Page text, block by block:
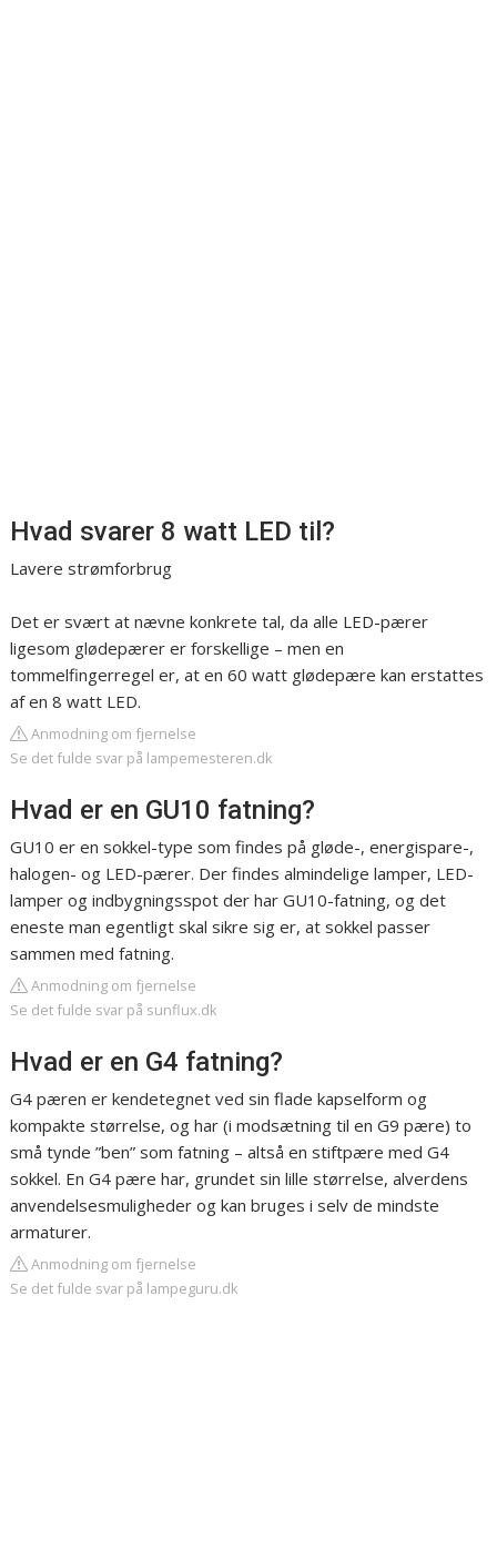
Hvad svarer 8 watt LED til?
Lavere strømforbrug
Det er svært at nævne konkrete tal, da alle LED-pærer
ligesom glødepærer er forskellige – men en
tommelfingerregel er, at en 60 watt glødepære kan erstattes
af en 8 watt LED.
Anmodning om fjernelse
Se det fulde svar på lampemesteren.dk
Hvad er en GU10 fatning?
GU10 er en sokkel-type som findes på gløde-, energispare-,
halogen- og LED-pærer. Der findes almindelige lamper, LED-
lamper og indbygningsspot der har GU10-fatning, og det
eneste man egentligt skal sikre sig er, at sokkel passer
sammen med fatning.
Anmodning om fjernelse
Se det fulde svar på sunflux.dk
Hvad er en G4 fatning?
G4 pæren er kendetegnet ved sin flade kapselform og
kompakte størrelse, og har (i modsætning til en G9 pære) to
små tynde ”ben” som fatning – altså en stiftpære med G4
sokkel. En G4 pære har, grundet sin lille størrelse, alverdens
anvendelsesmuligheder og kan bruges i selv de mindste
armaturer.
Anmodning om fjernelse
Se det fulde svar på lampeguru.dk